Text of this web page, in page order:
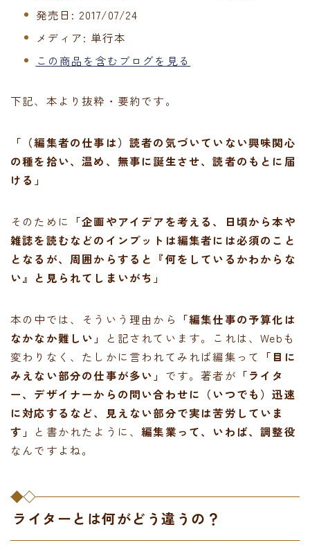
発売日: 2017/07/24
メディア: 単行本
この商品を含むブログを見る
下記、本より抜粋・要約です。
「（編集者の仕事は）読者の気づいていない興味関心
の種を拾い、温め、無事に誕生させ、読者のもとに届
ける」
そのために
「企画やアイデアを考える、日頃から本や
雑誌を読むなどのインプットは編集者には必須のこと
となるが、周囲からすると『何をしているかわからな
い』と見られてしまいがち」
本の中では、そういう理由から
「編集仕事の予算化は
なかなか難しい」
と記されています。これは、Webも
変わりなく、たしかに言われてみれば編集って
「目に
みえない部分の仕事が多い」 です。著者が 「ライタ
ー、デザイナーからの問い合わせに（いつでも）迅速
に対応するなど、見えない部分で実は苦労していま
す」
と書かれたように、編集業って、いわば、調整役
なんですよね。
ライターとは何がどう違うの？